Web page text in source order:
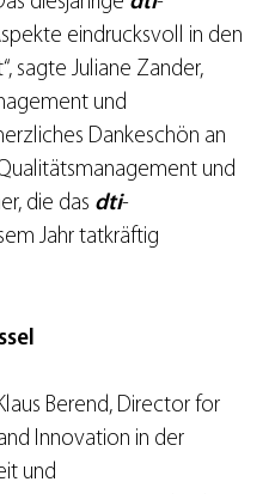
eindrucksvoll in den
sagte Juliane Zander,
und
Dankeschön an
und
die das dti-
Jahr tatkräftig
Berend, Director for
Innovation in der
und